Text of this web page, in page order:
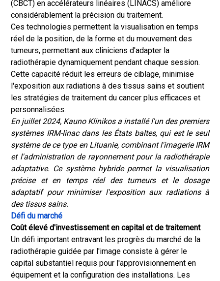
(CBCT) en accélérateurs linéaires (LINACS) améliore
considérablement la précision du traitement.
Ces technologies permettent la visualisation en temps
réel de la position, de la forme et du mouvement des
tumeurs, permettant aux cliniciens d'adapter la
radiothérapie dynamiquement pendant chaque session.
Cette capacité réduit les erreurs de ciblage, minimise
l'exposition aux radiations à des tissus sains et soutient
les stratégies de traitement du cancer plus efficaces et
personnalisées.
En juillet 2024, Kauno Klinikos a installé l'un des premiers
systèmes IRM-linac dans les États baltes, qui est le seul
système de ce type en Lituanie, combinant l'imagerie IRM
et l'administration de rayonnement pour la radiothérapie
adaptative. Ce système hybride permet la visualisation
précise et en temps réel des tumeurs et le dosage
adaptatif pour minimiser l'exposition aux radiations à
des tissus sains.
Défi du marché
Coût élevé d'investissement en capital et de traitement
Un défi important entravant les progrès du marché de la
radiothérapie guidée par l'image consiste à gérer le
capital substantiel requis pour l'approvisionnement en
équipement et la configuration des installations. Les